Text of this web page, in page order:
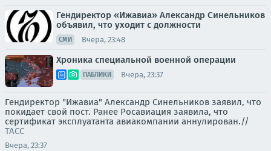
Гендиректор «Ижавиа» Александр Синельников
объявил, что уходит с должности
СМИ Вчера, 23:48
Хроника специальной военной операции
ПАБЛИКИ Вчера, 23:37
Гендиректор "Ижавиа" Александр Синельников заявил, что
покидает свой пост. Ранее Росавиация заявила, что
сертификат эксплуатанта авиакомпании аннулирован.//
ТАСС
Вчера, 23:37